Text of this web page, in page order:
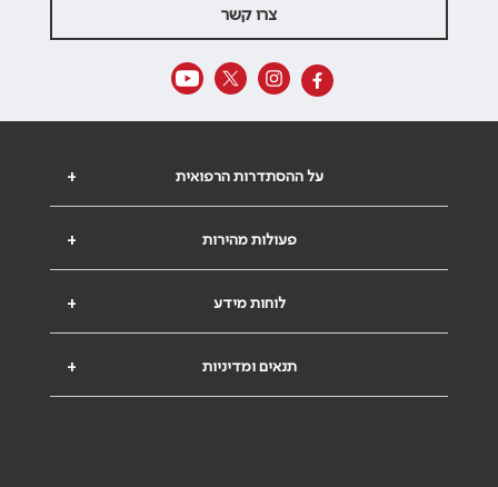
צרו קשר
+ על ההסתדרות הרפואית
+ פעולות מהירות
+ לוחות מידע
+ תנאים ומדיניות